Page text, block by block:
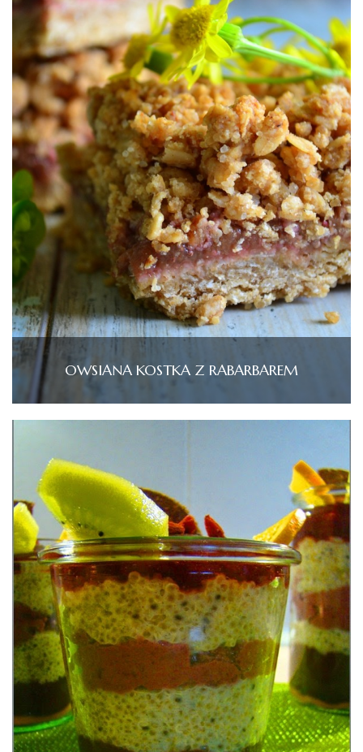
OWSIANA KOSTKA Z RABARBAREM